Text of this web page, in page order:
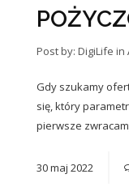
Post by: DigiLife in
Gdy szukamy
się, który
pierwsze
30maj 2022